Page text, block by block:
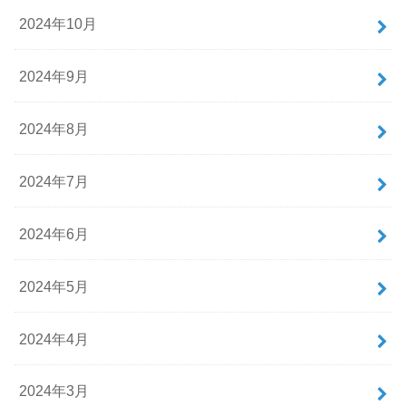
2024年10月
2024年9月
2024年8月
2024年7月
2024年6月
2024年5月
2024年4月
2024年3月